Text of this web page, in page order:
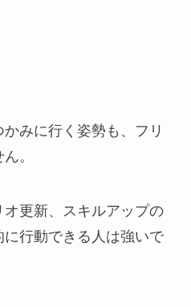
みに行く姿勢も、フリ
。
更新、スキルアップの
行動できる人は強いで